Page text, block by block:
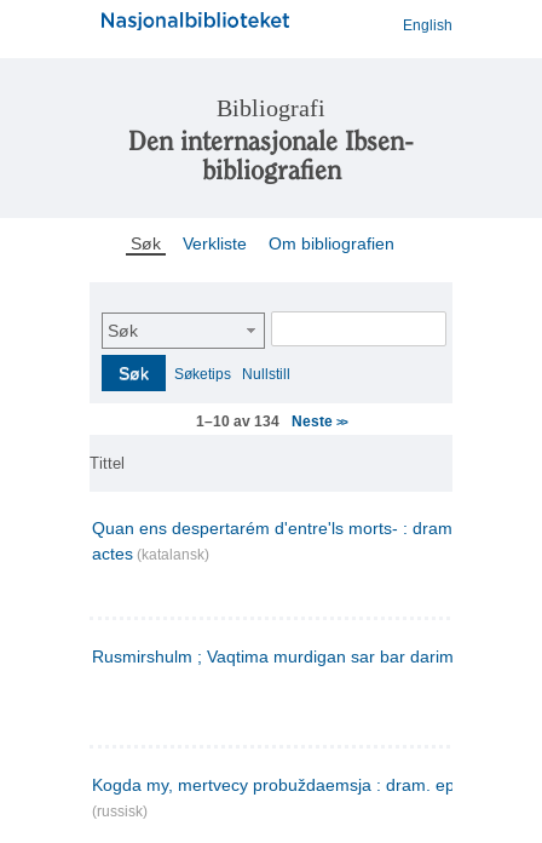
English
Bibliografi
Den internasjonale Ibsen-
bibliografien
Søk Verkliste Om bibliografien
Søk
Søk Søketips Nullstill
1–10 av 134 Neste >>
Tittel
Quan ens despertarém d'entre'ls morts- : drama en tres
actes (katalansk)
Rusmirshulm ; Vaqtima murdigan sar bar darim
Kogda my, mertvecy probuždaemsja : dram. epilog v 3 d
(russisk)